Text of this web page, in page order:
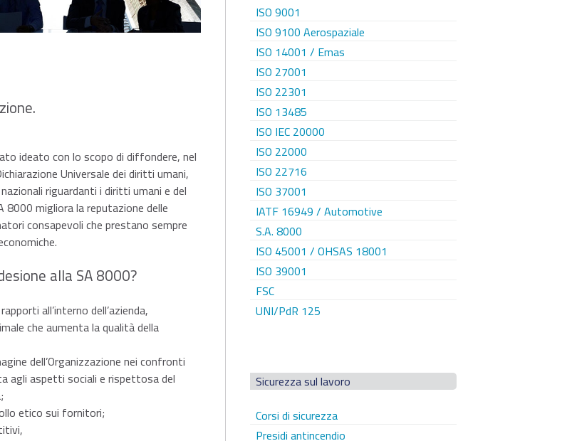
ideato con lo scopo di diffondere, nel
Universale dei diritti umani,
riguardanti i diritti umani e del
migliora la reputazione delle
consapevoli che prestano sempre
alla SA 8000?
all’interno dell’azienda,
che aumenta la qualità della
dell’Organizzazione nei confronti
agli aspetti sociali e rispettosa del
etico sui fornitori;
ISO 9001
ISO 9100 Aerospaziale
ISO 14001 / Emas
ISO 27001
ISO 22301
ISO 13485
ISO IEC 20000
ISO 22000
ISO 22716
ISO 37001
IATF 16949 / Automotive
S.A. 8000
ISO 45001 / OHSAS 18001
ISO 39001
FSC
UNI/PdR 125
Sicurezza sul lavoro
Corsi di sicurezza
Presidi antincendio